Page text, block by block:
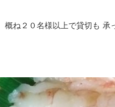
ね２０名様以上で貸切も 承